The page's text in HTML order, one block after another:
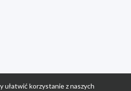
ułatwić korzystanie z naszych